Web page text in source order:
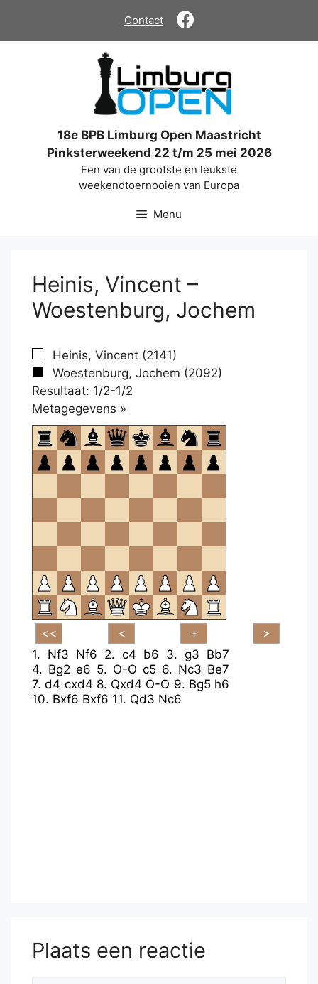
de
Contact
18e BPB Limburg Open Maastricht
Pinksterweekend 22 t/m 25 mei 2026
Een van de grootste en leukste
weekendtoernooien van Europa
Menu
Heinis, Vincent –
Woestenburg, Jochem
Heinis, Vincent (2141)
Woestenburg, Jochem (2092)
Resultaat: 1/2-1/2
Metagegevens »
om
te
openen.
1. Nf3 Nf6 2. c4 b6 3. g3 Bb7
4. Bg2 e6 5. O-O c5 6. Nc3 Be7
7.d4 cxd4 8. Qxd4 O-O 9. Bg5 h6
10. Bxf6 Bxf6 11. Qd3 Nc6
Plaats een reactie